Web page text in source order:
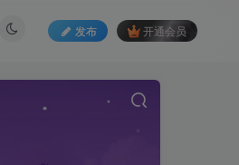
发布 开通会员